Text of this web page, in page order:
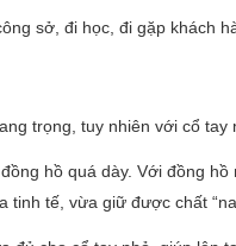
sở, đi học, đi gặp khách
trọng, tuy nhiên với cổ tay
hồ quá dày. Với đồng
tế, vừa giữ được chất